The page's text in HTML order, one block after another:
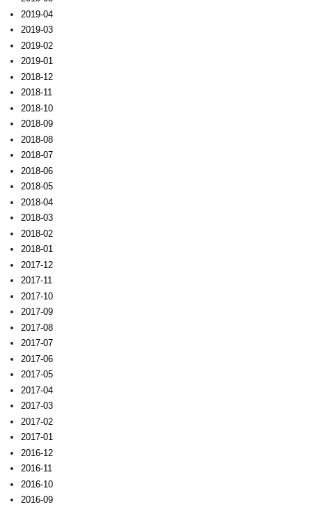
2019-04
2019-03
2019-02
2019-01
2018-12
2018-11
2018-10
2018-09
2018-08
2018-07
2018-06
2018-05
2018-04
2018-03
2018-02
2018-01
2017-12
2017-11
2017-10
2017-09
2017-08
2017-07
2017-06
2017-05
2017-04
2017-03
2017-02
2017-01
2016-12
2016-11
2016-10
2016-09